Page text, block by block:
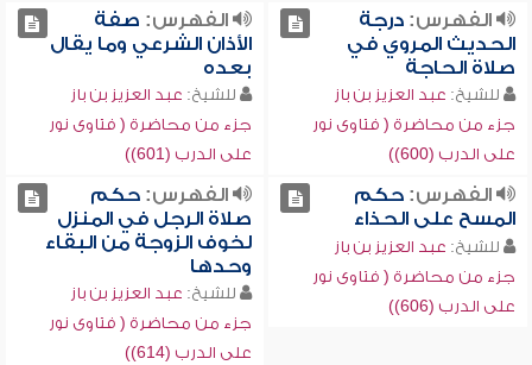
الفهرس:درجة
الحديث المروي في
صلاة الحاجة
للشيخ: عبد العزيز بن باز
جزء من محاضرة ( فتاوى نور
على الدرب (600))
الفهرس: صفة
الأذان الشرعي وما يقال
بعده
للشيخ: عبد العزيز بن باز
جزء من محاضرة ( فتاوى نور
على الدرب (601))
الفهرس:حكم
المسح على الحذاء
للشيخ: عبد العزيز بن باز
جزء من محاضرة ( فتاوى نور
على الدرب (606))
الفهرس:حكم
صلاة الرجل في المنزل
لخوف الزوجة من البقاء
وحدها
للشيخ: عبد العزيز بن باز
جزء من محاضرة ( فتاوى نور
على الدرب (614))